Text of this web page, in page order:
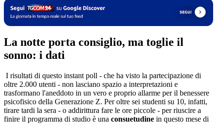
La notte porta consiglio, ma toglie il
sonno: i dati
I risultati di questo instant poll - che ha visto la partecipazione di
oltre 2.000 utenti - non lasciano spazio a interpretazioni e
trasformano l'aneddoto in un vero e proprio allarme per il benessere
psicofisico della Generazione Z. Per oltre sei studenti su 10, infatti,
tirare tardi la sera - o addirittura fare le ore piccole - per riuscire a
finire il programma di studio è una consuetudine in questo mese di